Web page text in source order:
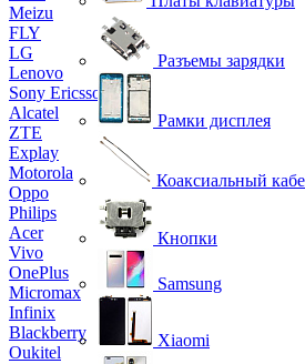
Meizu
FLY
LG
Lenovo
Sony Ericsson
Alcatel
ZTE
Explay
Motorola
Oppo
Philips
Acer
Vivo
OnePlus
Micromax
Infinix
Blackberry
Oukitel
Разъемы зарядки
Рамки дисплея
Коаксиальный
Кнопки
Samsung
Xiaomi